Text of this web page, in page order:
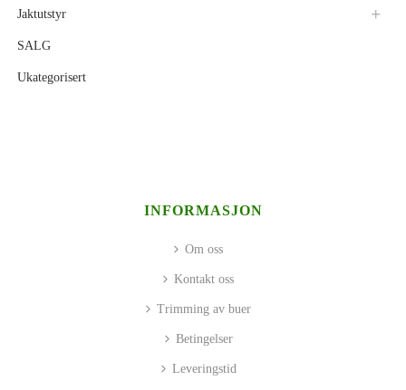
Jaktutstyr
SALG
Ukategorisert
INFORMASJON
Om oss
Kontakt oss
Trimming av buer
Betingelser
Leveringstid